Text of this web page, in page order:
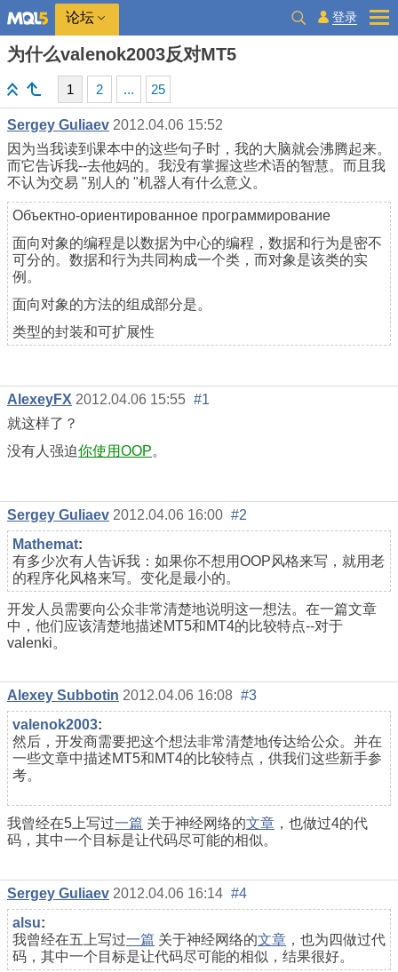
论坛 登录
为什么valenok2003反对MT5
1 2 ... 25
Sergey Guliaev 2012.04.06 15:52
因为当我读到课本中的这些句子时，我的大脑就会沸腾起来。
而它告诉我--去他妈的。我没有掌握这些术语的智慧。而且我
不认为交易 "别人的 "机器人有什么意义。
Объектно-ориентированное программирование
面向对象的编程是以数据为中心的编程，数据和行为是密不
可分的。数据和行为共同构成一个类，而对象是该类的实
例。
面向对象的方法的组成部分是。
类型的封装和可扩展性
AlexeyFX 2012.04.06 15:55 #1
就这样了？
没有人强迫你使用OOP。
Sergey Guliaev 2012.04.06 16:00 #2
Mathemat:
有多少次有人告诉我：如果你不想用OOP风格来写，就用老
的程序化风格来写。变化是最小的。
开发人员需要向公众非常清楚地说明这一想法。在一篇文章
中，他们应该清楚地描述MT5和MT4的比较特点--对于
valenki。
Alexey Subbotin 2012.04.06 16:08 #3
valenok2003:
然后，开发商需要把这个想法非常清楚地传达给公众。并在
一些文章中描述MT5和MT4的比较特点，供我们这些新手参
考。
我曾经在5上写过一篇 关于神经网络的文章 ，也做过4的代
码，其中一个目标是让代码尽可能的相似。
Sergey Guliaev 2012.04.06 16:14 #4
alsu:
我曾经在五上写过一篇 关于神经网络的文章 ，也为四做过代
码，其中一个目标是让代码尽可能的相似，结果很好。